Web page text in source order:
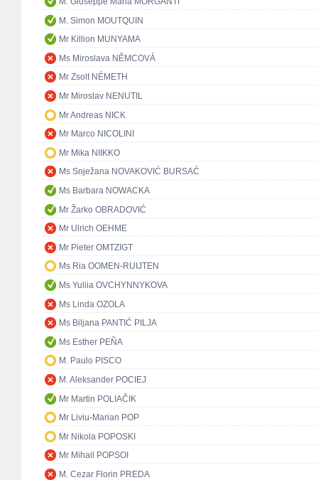
M. Simon MOUTQUIN
Mr Killion MUNYAMA
Ms Miroslava NĚMCOVÁ
Mr Zsolt NÉMETH
Mr Miroslav NENUTIL
Mr Andreas NICK
Mr Marco NICOLINI
Mr Mika NIIKKO
Ms Snježana NOVAKOVIĆ BURSAĆ
Ms Barbara NOWACKA
Mr Žarko OBRADOVIĆ
Mr Ulrich OEHME
Mr Pieter OMTZIGT
Ms Ria OOMEN-RUIJTEN
Ms Yuliia OVCHYNNYKOVA
Ms Linda OZOLA
Ms Biljana PANTIĆ PILJA
Ms Esther PEÑA
M. Paulo PISCO
M. Aleksander POCIEJ
Mr Martin POLIAČIK
Mr Liviu-Marian POP
Mr Nikola POPOSKI
Mr Mihail POPSOI
M. Cezar Florin PREDA